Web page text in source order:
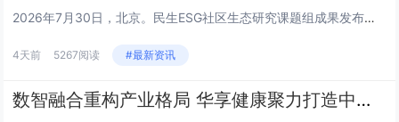
2026年7月30日，北京。民生ESG社区生态研究课题组成果发布会上，三公平台董事长王栎就平台核心定位、建设路径及未来规...
4天前 5267阅读 #最新资讯
数智融合重构产业格局 华享健康聚力打造中医健康新生态